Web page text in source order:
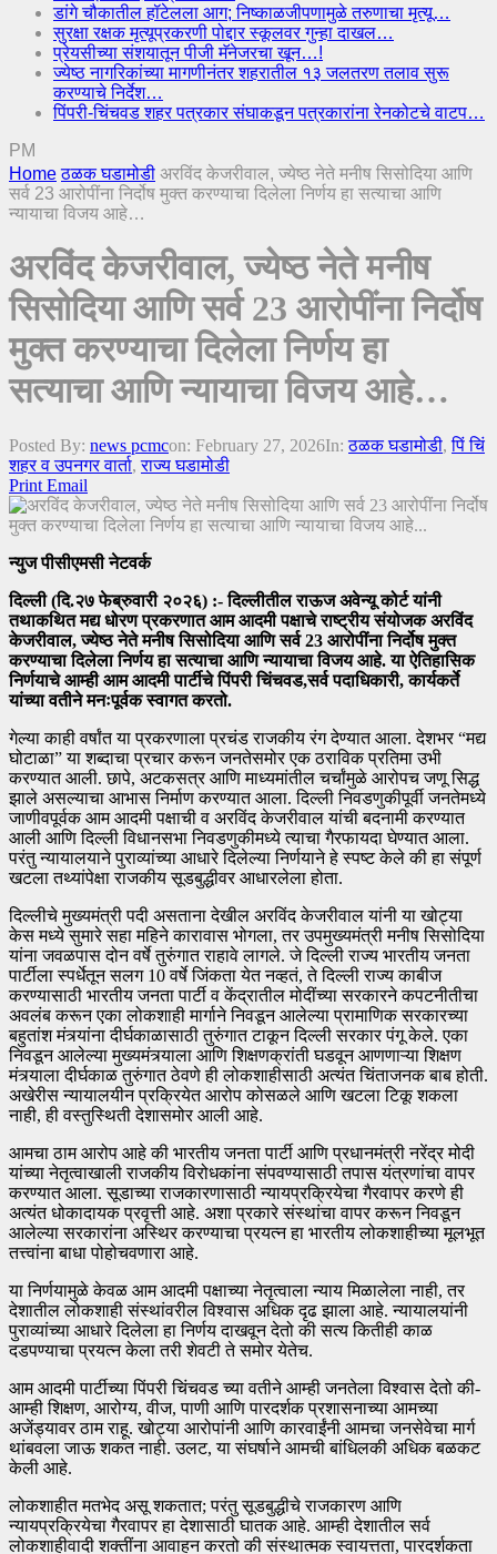
डांगे चौकातील हॉटेलला आग; निष्काळजीपणामुळे तरुणाचा मृत्यू…
सुरक्षा रक्षक मृत्यूप्रकरणी पोद्दार स्कूलवर गुन्हा दाखल…
प्रेयसीच्या संशयातून पीजी मॅनेजरचा खून…!
ज्येष्ठ नागरिकांच्या मागणीनंतर शहरातील १३ जलतरण तलाव सुरू
करण्याचे निर्देश…
पिंपरी-चिंचवड शहर पत्रकार संघाकडून पत्रकारांना रेनकोटचे वाटप…
PM
Home ठळक घडामोडी अरविंद केजरीवाल, ज्येष्ठ नेते मनीष सिसोदिया आणि
सर्व 23 आरोपींना निर्दोष मुक्त करण्याचा दिलेला निर्णय हा सत्याचा आणि
न्यायाचा विजय आहे…
अरविंद केजरीवाल, ज्येष्ठ नेते मनीष
सिसोदिया आणि सर्व 23 आरोपींना निर्दोष
मुक्त करण्याचा दिलेला निर्णय हा
सत्याचा आणि न्यायाचा विजय आहे…
Posted By: news pcmcon: February 27, 2026In:ठळक घडामोडी,पिं चिं
शहर व उपनगर वार्ता,राज्य घडामोडी
Print Email
न्युज पीसीएमसी नेटवर्क
दिल्ली (दि.२७ फेब्रुवारी २०२६) :- दिल्लीतील राऊज अवेन्यू कोर्ट यांनी
तथाकथित मद्य धोरण प्रकरणात आम आदमी पक्षाचे राष्ट्रीय संयोजक अरविंद
केजरीवाल, ज्येष्ठ नेते मनीष सिसोदिया आणि सर्व 23 आरोपींना निर्दोष मुक्त
करण्याचा दिलेला निर्णय हा सत्याचा आणि न्यायाचा विजय आहे. या ऐतिहासिक
निर्णयाचे आम्ही आम आदमी पार्टीचे पिंपरी चिंचवड,सर्व पदाधिकारी, कार्यकर्ते
यांच्या वतीने मनःपूर्वक स्वागत करतो.
गेल्या काही वर्षांत या प्रकरणाला प्रचंड राजकीय रंग देण्यात आला. देशभर “मद्य
घोटाळा” या शब्दाचा प्रचार करून जनतेसमोर एक ठराविक प्रतिमा उभी
करण्यात आली. छापे, अटकसत्र आणि माध्यमांतील चर्चांमुळे आरोपच जणू सिद्ध
झाले असल्याचा आभास निर्माण करण्यात आला. दिल्ली निवडणुकीपूर्वी जनतेमध्ये
जाणीवपूर्वक आम आदमी पक्षाची व अरविंद केजरीवाल यांची बदनामी करण्यात
आली आणि दिल्ली विधानसभा निवडणुकीमध्ये त्याचा गैरफायदा घेण्यात आला.
परंतु न्यायालयाने पुराव्यांच्या आधारे दिलेल्या निर्णयाने हे स्पष्ट केले की हा संपूर्ण
खटला तथ्यांपेक्षा राजकीय सूडबुद्धीवर आधारलेला होता.
दिल्लीचे मुख्यमंत्री पदी असताना देखील अरविंद केजरीवाल यांनी या खोट्या
केस मध्ये सुमारे सहा महिने कारावास भोगला, तर उपमुख्यमंत्री मनीष सिसोदिया
यांना जवळपास दोन वर्षे तुरुंगात राहावे लागले. जे दिल्ली राज्य भारतीय जनता
पार्टीला स्पर्धेतून सलग 10 वर्षे जिंकता येत नव्हतं, ते दिल्ली राज्य काबीज
करण्यासाठी भारतीय जनता पार्टी व केंद्रातील मोदींच्या सरकारने कपटनीतीचा
अवलंब करून एका लोकशाही मार्गाने निवडून आलेल्या प्रामाणिक सरकारच्या
बहुतांश मंत्र्यांना दीर्घकाळासाठी तुरुंगात टाकून दिल्ली सरकार पंगू केले. एका
निवडून आलेल्या मुख्यमंत्र्याला आणि शिक्षणक्रांती घडवून आणणाऱ्या शिक्षण
मंत्र्याला दीर्घकाळ तुरुंगात ठेवणे ही लोकशाहीसाठी अत्यंत चिंताजनक बाब होती.
अखेरीस न्यायालयीन प्रक्रियेत आरोप कोसळले आणि खटला टिकू शकला
नाही, ही वस्तुस्थिती देशासमोर आली आहे.
आमचा ठाम आरोप आहे की भारतीय जनता पार्टी आणि प्रधानमंत्री नरेंद्र मोदी
यांच्या नेतृत्वाखाली राजकीय विरोधकांना संपवण्यासाठी तपास यंत्रणांचा वापर
करण्यात आला. सूडाच्या राजकारणासाठी न्यायप्रक्रियेचा गैरवापर करणे ही
अत्यंत धोकादायक प्रवृत्ती आहे. अशा प्रकारे संस्थांचा वापर करून निवडून
आलेल्या सरकारांना अस्थिर करण्याचा प्रयत्न हा भारतीय लोकशाहीच्या मूलभूत
तत्त्वांना बाधा पोहोचवणारा आहे.
या निर्णयामुळे केवळ आम आदमी पक्षाच्या नेतृत्वाला न्याय मिळालेला नाही, तर
देशातील लोकशाही संस्थांवरील विश्वास अधिक दृढ झाला आहे. न्यायालयांनी
पुराव्यांच्या आधारे दिलेला हा निर्णय दाखवून देतो की सत्य कितीही काळ
दडपण्याचा प्रयत्न केला तरी शेवटी ते समोर येतेच.
आम आदमी पार्टीच्या पिंपरी चिंचवड च्या वतीने आम्ही जनतेला विश्वास देतो की-
आम्ही शिक्षण, आरोग्य, वीज, पाणी आणि पारदर्शक प्रशासनाच्या आमच्या
अजेंड्यावर ठाम राहू. खोट्या आरोपांनी आणि कारवाईंनी आमचा जनसेवेचा मार्ग
थांबवला जाऊ शकत नाही. उलट, या संघर्षाने आमची बांधिलकी अधिक बळकट
केली आहे.
लोकशाहीत मतभेद असू शकतात; परंतु सूडबुद्धीचे राजकारण आणि
न्यायप्रक्रियेचा गैरवापर हा देशासाठी घातक आहे. आम्ही देशातील सर्व
लोकशाहीवादी शक्तींना आवाहन करतो की संस्थात्मक स्वायत्तता, पारदर्शकता